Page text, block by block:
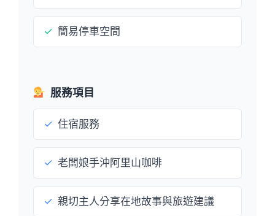
✓ 簡易停車空間
服務項目
✓ 住宿服務
✓ 老闆娘手沖阿里山咖啡
✓ 親切主人分享在地故事與旅遊建議